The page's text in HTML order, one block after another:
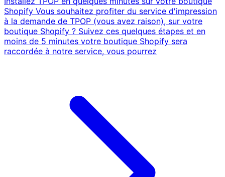
Shopify Vous souhaitez profiter du service d'impression
à la demande de TPOP (vous avez raison), sur votre
boutique Shopify ? Suivez ces quelques étapes et en
moins de 5 minutes votre boutique Shopify sera
raccordée à notre service, vous pourrez